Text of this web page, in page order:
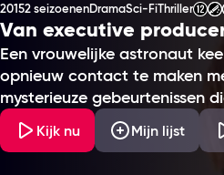
Productiejaar
20152 seizoenen
Genre Drama
Genre Sci-Fi
Genre Thriller
Leeftijdsclassificatie
Van executive
Een vrouwelijke astronaut
opnieuw contact te maken
mysterieuze gebeurtenissen
Kijk nu Mijn lijst